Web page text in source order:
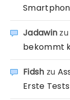
Jadawin zu
bekommt
Fidsh zu
Erste